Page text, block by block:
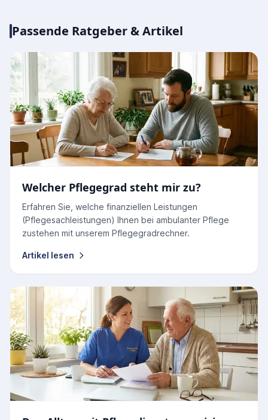
Passende Ratgeber & Artikel
Welcher Pflegegrad steht mir zu?
Erfahren Sie, welche finanziellen Leistungen
(Pflegesachleistungen) Ihnen bei ambulanter Pflege
zustehen mit unserem Pflegegradrechner.
Artikel lesen